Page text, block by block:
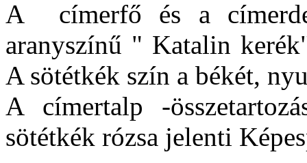
A címerfő és a
aranyszínű " Katalin
A sötétkék szín a békét,
A címertalp -
sötétkék rózsa jelenti